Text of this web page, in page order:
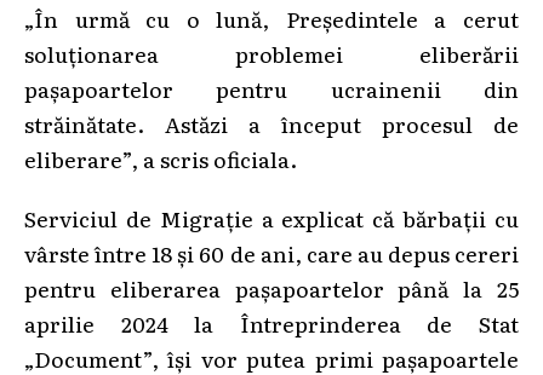
„În urmă cu o lună, Președintele a cerut
soluționarea problemei eliberării
pașapoartelor pentru ucrainenii din
străinătate. Astăzi a început procesul de
eliberare”, a scris oficiala.
Serviciul de Migrație a explicat că bărbații cu
vârste între 18 și 60 de ani, care au depus cereri
pentru eliberarea pașapoartelor până la 25
aprilie 2024 la Întreprinderea de Stat
„Document”, își vor putea primi pașapoartele